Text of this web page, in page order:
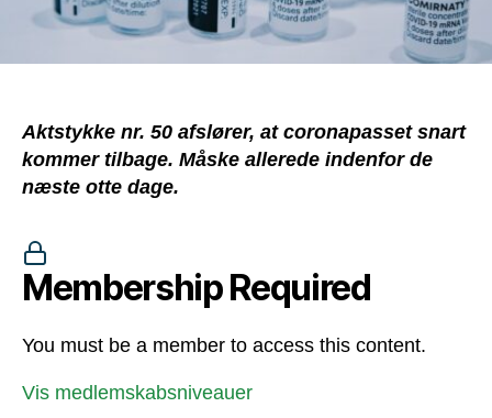
Aktstykke nr. 50 afslører, at coronapasset snart
kommer tilbage. Måske allerede indenfor de
næste otte dage.
Membership Required
You must be a member to access this content.
Vis medlemskabsniveauer